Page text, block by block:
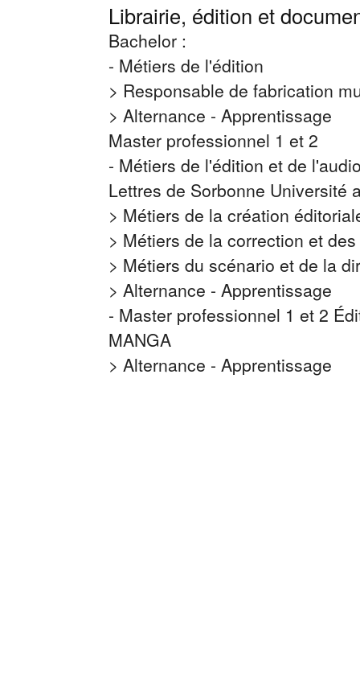
Librairie, édition et
Bachelor :
- Métiers de l'édition
> Responsable de fabrication
> Alternance - Apprentissage
Master professionnel 1 et 2
- Métiers de l'édition et de
Lettres de Sorbonne Université
> Métiers de la création
> Métiers de la correction et
> Métiers du scénario et de la
> Alternance - Apprentissage
- Master professionnel 1 et 2
MANGA
> Alternance - Apprentissage